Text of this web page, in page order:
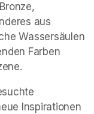
aus
Wassersäulen
Farben
Inspirationen